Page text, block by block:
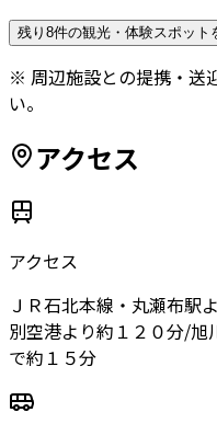
残り8件の観光・体験スポット
※ 周辺施設との提携・送
い。
アクセス
アクセス
ＪＲ石北本線・丸瀬布駅
別空港より約１２０分/旭
で約１５分